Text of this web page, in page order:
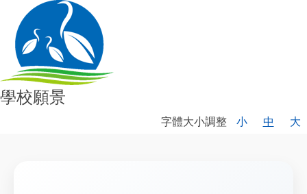
學校願景
字體大小調整 小 中 大